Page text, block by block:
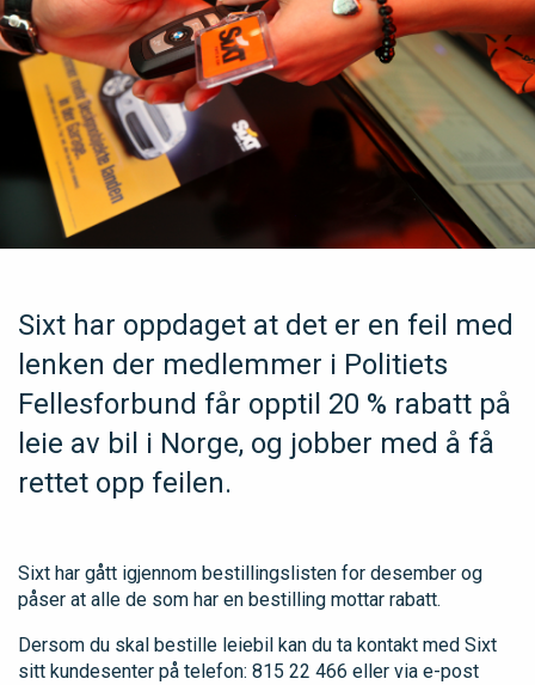
Sixt har oppdaget at det er en feil med
lenken der medlemmer i Politiets
Fellesforbund får opptil 20 % rabatt på
leie av bil i Norge, og jobber med å få
rettet opp feilen.
Sixt har gått igjennom bestillingslisten for desember og
påser at alle de som har en bestilling mottar rabatt.
Dersom du skal bestille leiebil kan du ta kontakt med Sixt
sitt kundesenter på telefon: 815 22 466 eller via e-post